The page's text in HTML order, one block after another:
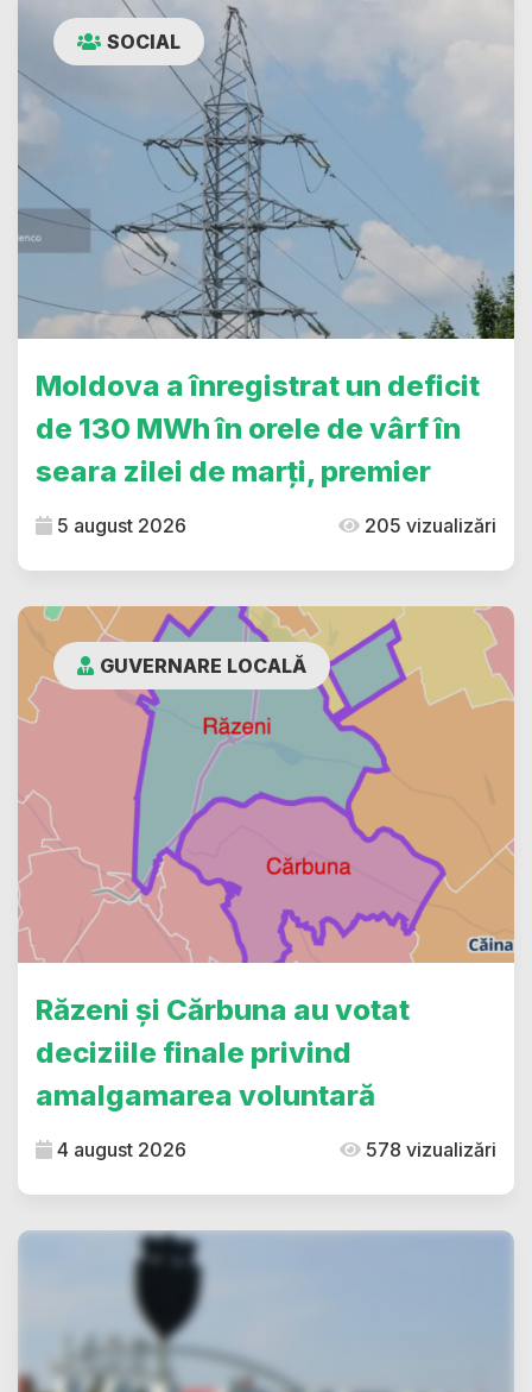
SOCIAL
Moldova a înregistrat un deficit
de 130 MWh în orele de vârf în
seara zilei de marți, premier
5 august 2026 205 vizualizări
GUVERNARE LOCALĂ
Răzeni și Cărbuna au votat
deciziile finale privind
amalgamarea voluntară
4 august 2026 578 vizualizări